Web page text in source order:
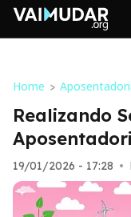
Home >
Realizando
19/01/2026 - 17:28 •